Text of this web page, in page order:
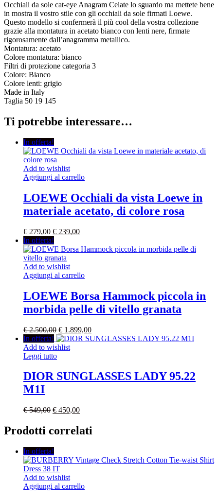
Occhiali da sole cat-eye Anagram Celate lo sguardo ma mettete bene
in mostra il vostro stile con gli occhiali da sole firmati Loewe.
Questo modello si confermerà il più cool della vostra collezione
grazie alla montatura in acetato bianco con lenti nere, firmate
rigorosamente dall’anagramma metallico.
Montatura: acetato
Colore montatura: bianco
Filtri di protezione categoria 3
Colore: Bianco
Colore lenti: grigio
Made in Italy
Taglia 50 19 145
Ti potrebbe interessare…
In offerta!
Add to wishlist
Aggiungi al carrello
LOEWE Occhiali da vista Loewe in
materiale acetato, di colore rosa
€279,00 Il
prezzo
originale
era:
€ 279,00.
€ 239,00Il
attuale
In offerta!
Add to wishlist
Aggiungi al carrello
LOEWE Borsa Hammock piccola in
morbida pelle di vitello granata
€2.500,00 Il
prezzo
originale
€ 1.899,00Il
prezzo
In offerta!
Add to wishlist
Leggi tutto
DIOR SUNGLASSES LADY 95.22
M1I
€549,00 Il
originale
era:
€ 450,00Il
attuale
è:
Prodotti correlati
In offerta!
Add to wishlist
Aggiungi al carrello